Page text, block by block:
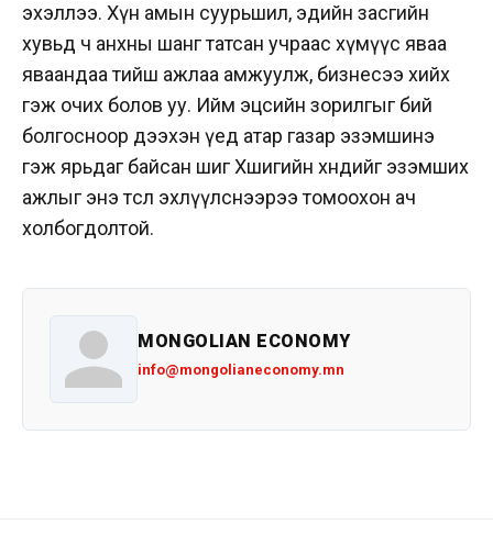
эхэллээ. Хүн амын суурьшил, эдийн засгийн
хувьд ч анхны шанг татсан учраас хүмүүс яваа
яваандаа тийш ажлаа амжуулж, бизнесээ хийх
гэж очих болов уу. Ийм эцсийн зорилгыг бий
болгосноор дээхэн үед атар газар эзэмшинэ
гэж ярьдаг байсан шиг Хөшигийн хөндийг эзэмших
ажлыг энэ төсөл эхлүүлснээрээ томоохон ач
холбогдолтой.
MONGOLIAN ECONOMY
info@mongolianeconomy.mn